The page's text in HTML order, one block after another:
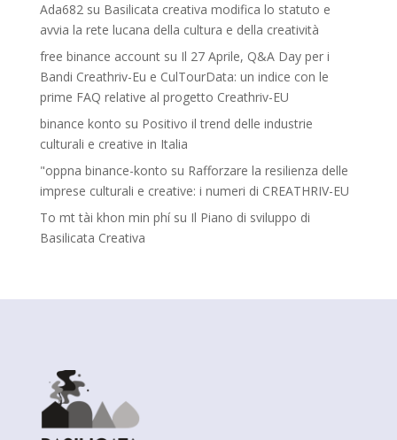
Ada682 su Basilicata creativa modifica lo statuto e
avvia la rete lucana della cultura e della creatività
free binance accountsu Il 27 Aprile, Q&A Day per i
Bandi Creathriv-Eu e CulTourData: un indice con le
prime FAQ relative al progetto Creathriv-EU
binance konto su Positivo il trend delle industrie
culturali e creative in Italia
"oppna binance-konto su Rafforzare la resilienza delle
imprese culturali e creative: i numeri di CREATHRIV-EU
To mt tài khon min phísu Il Piano di sviluppo di
Basilicata Creativa